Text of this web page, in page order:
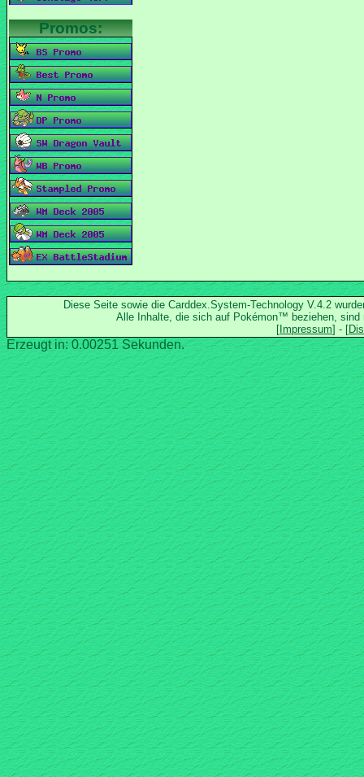
Diese Seite sowie die Carddex.System-Technology V.4.2
Alle Inhalte, die sich auf Pokémon™ beziehen, sind
Erzeugt in: 0.00251 Sekunden.